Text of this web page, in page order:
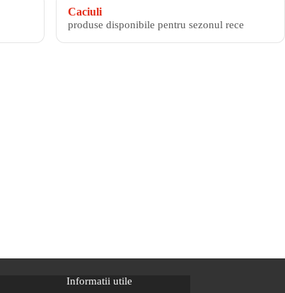
Caciuli
produse disponibile pentru sezonul rece
Informatii utile